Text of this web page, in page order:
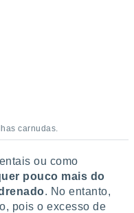
carnudas.
ou como
pouco mais do
. No entanto,
pois o excesso de